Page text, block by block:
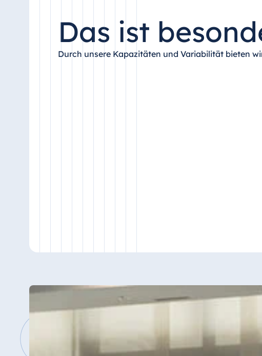
Das ist
Durch unsere Kapazitäten und Variabilität bieten